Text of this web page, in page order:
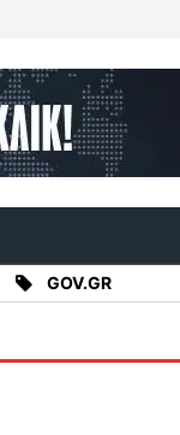
GOV.GR